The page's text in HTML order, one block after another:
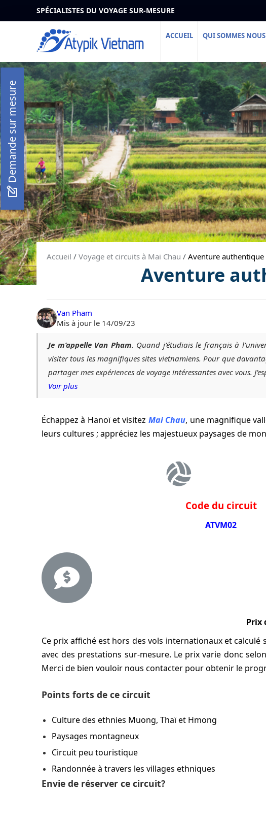
SPÉCIALISTES DU VOYAGE SUR-MESURE
ACCUEIL QUI SOMMES NOUS
Accueil / Voyage et circuits à Mai Chau / Aventure
Aventure
Van Pham
Mis à jour le 14/09/23
Je m’appelle Van Pham. Quand j’étudiais le français à
visiter tous les magnifiques sites vietnamiens. Pour que
partager mes expériences de voyage intéressantes avec vous.
Voir plus
Échappez à Hanoï et visitez Mai Chau, une magnifique
leurs cultures ; appréciez les majestueux paysages de
Code du circuit
ATVM02
Prix
Ce prix affiché est hors des vols internationaux et
avec des prestations sur-mesure. Le prix varie donc
Merci de bien vouloir nous contacter pour obtenir le
Points forts de ce circuit
Culture des ethnies Muong, Thaï et Hmong
Paysages montagneux
Circuit peu touristique
Randonnée à travers les villages ethniques
Envie de réserver ce circuit?
Demande sur mesure